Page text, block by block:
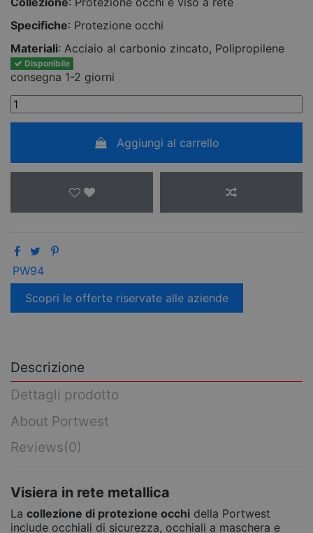
Specifiche: Protezione occhi
Materiali: Acciaio al carbonio zincato, Polipropilene
Disponibile
consegna 1-2 giorni
Aggiungi al carrello
PW94
Scopri le offerte riservate alle aziende
Descrizione
Dettagli prodotto
About Portwest
Reviews(0)
Visiera in rete metallica
La collezione di protezione occhi della Portwest
include occhiali di sicurezza, occhiali a maschera e